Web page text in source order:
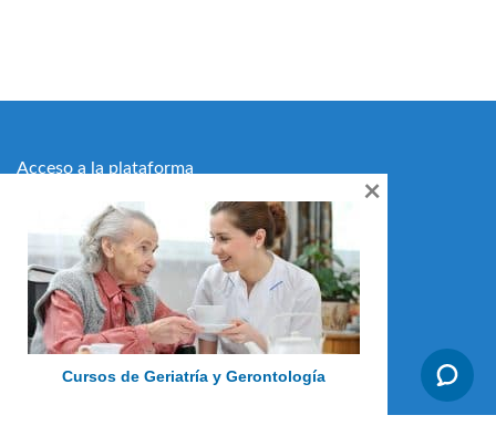
Acceso a la plataforma
Ir al catálogo
Ver Certificado Lecciona
Quiénes somos
Cursos de Geriatría y Gerontología
×